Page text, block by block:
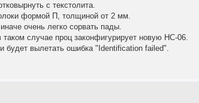
с текстолита.
формой П, толщиной от 2 мм.
очень легко сорвать пады.
случае проц законфигурирует новую HC-06.
будет вылетать ошибка "Identification failed".